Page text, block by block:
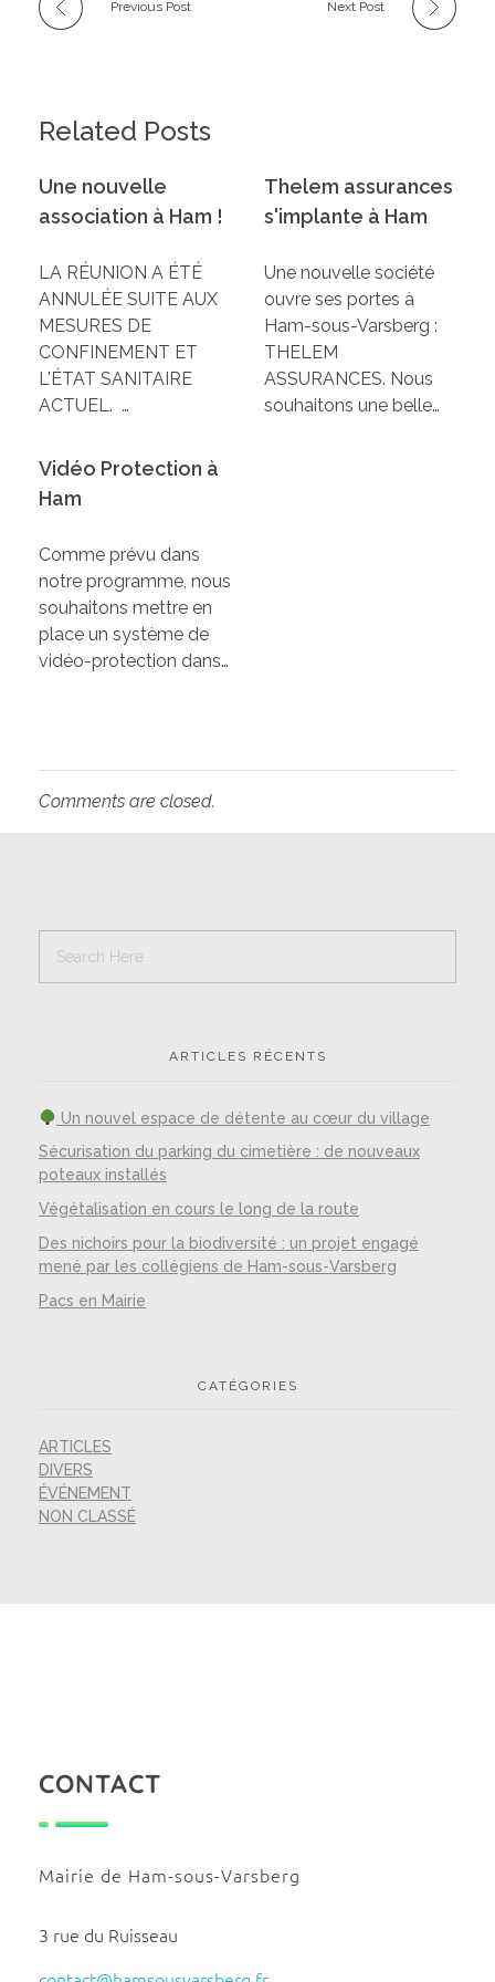
Previous Post Next Post
Related Posts
Une nouvelle
association à Ham !
LA RÉUNION A ÉTÉ
ANNULÉE SUITE AUX
MESURES DE
CONFINEMENT ET
L'ÉTAT SANITAIRE
ACTUEL. …
Thelem assurances
s'implante à Ham
Une nouvelle société
ouvre ses portes à
Ham-sous-Varsberg :
THELEM
ASSURANCES. Nous
souhaitons une belle…
Vidéo Protection à
Ham
Comme prévu dans
notre programme, nous
souhaitons mettre en
place un système de
vidéo-protection dans…
Comments are closed.
ARTICLES RÉCENTS
Un nouvel espace de détente au cœur du village
Sécurisation du parking du cimetière : de nouveaux
poteaux installés
Végétalisation en cours le long de la route
Des nichoirs pour la biodiversité : un projet engagé
mené par les collégiens de Ham-sous-Varsberg
Pacs en Mairie
CATÉGORIES
ARTICLES
DIVERS
ÉVÉNEMENT
NON CLASSÉ
CONTACT
Mairie de Ham-sous-Varsberg
3 rue du Ruisseau